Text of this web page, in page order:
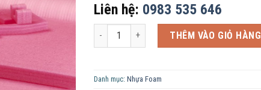
Liên hệ: 0983 535 646
Xốp Foam Hồng số lượngTHÊM VÀO GIỎ HÀNG
Danh mục: Nhựa Foam